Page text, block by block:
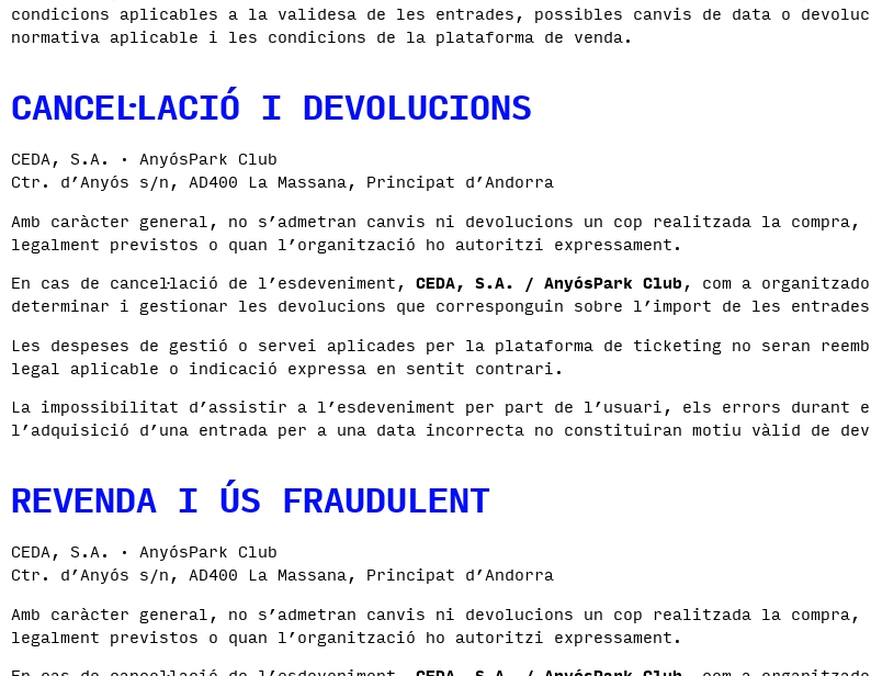
condicions aplicables a la validesa de les entrades, possibles canvis de data o
normativa aplicable i les condicions de la plataforma de venda.
CANCEL·LACIÓ I DEVOLUCIONS
CEDA, S.A. · AnyósPark Club
Ctr. d’Anyós s/n, AD400 La Massana, Principat d’Andorra
Amb caràcter general, no s’admetran canvis ni devolucions un cop realitzada la compra,
legalment previstos o quan l’organització ho autoritzi expressament.
En cas de cancel·lació de l’esdeveniment, CEDA, S.A. / AnyósPark Club, com a
determinar i gestionar les devolucions que corresponguin sobre l’import de les
Les despeses de gestió o servei aplicades per la plataforma de ticketing no seran
legal aplicable o indicació expressa en sentit contrari.
La impossibilitat d’assistir a l’esdeveniment per part de l’usuari, els errors durant el
l’adquisició d’una entrada per a una data incorrecta no constituiran motiu vàlid de
REVENDA I ÚS FRAUDULENT
CEDA, S.A. · AnyósPark Club
Ctr. d’Anyós s/n, AD400 La Massana, Principat d’Andorra
Amb caràcter general, no s’admetran canvis ni devolucions un cop realitzada la compra,
legalment previstos o quan l’organització ho autoritzi expressament.